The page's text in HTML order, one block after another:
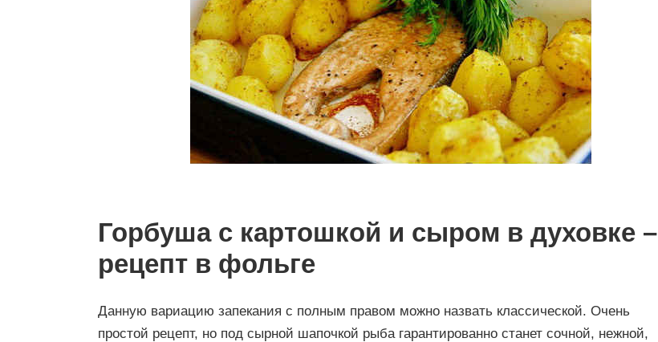
Горбуша с картошкой и сыром в духовке –
рецепт в фольге
Данную вариацию запекания с полным правом можно назвать классической. Очень
простой рецепт, но под сырной шапочкой рыба гарантированно станет сочной, нежной,